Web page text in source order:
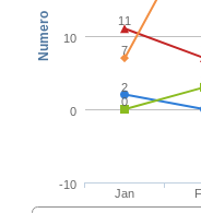
Numero
2
11
0
7
Jan
0
10
-10